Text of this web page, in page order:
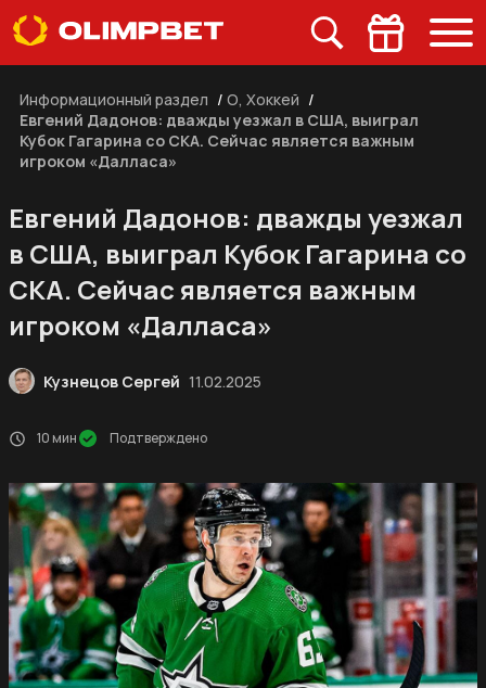
Информационный раздел / О, Хоккей /
Евгений Дадонов: дважды уезжал в США, выиграл
Кубок Гагарина со СКА. Сейчас является важным
игроком «Далласа»
Евгений Дадонов: дважды уезжал
в США, выиграл Кубок Гагарина со
СКА. Сейчас является важным
игроком «Далласа»
Кузнецов Сергей 11.02.2025
10 мин Подтверждено